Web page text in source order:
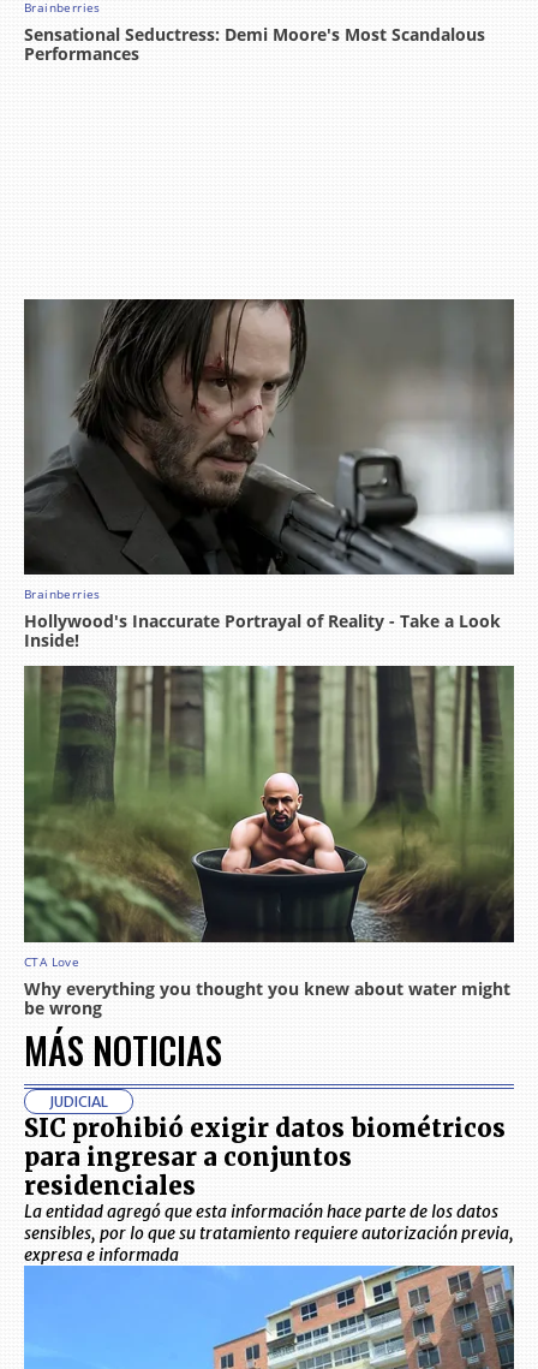
MÁS NOTICIAS
JUDICIAL
SIC prohibió exigir datos biométricos
para ingresar a conjuntos
residenciales
La entidad agregó que esta información hace parte de los datos
sensibles, por lo que su tratamiento requiere autorización previa,
expresa e informada